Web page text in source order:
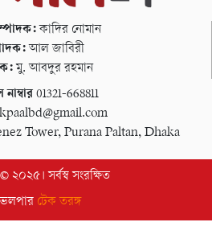
কাদির নোমান
আল জাবিরী
মু. আবদুর রহমান
01321-668811
Tower, Purana Paltan, Dhaka
২০২৫। সর্বস্ব সংরক্ষিত
টেক তরঙ্গ